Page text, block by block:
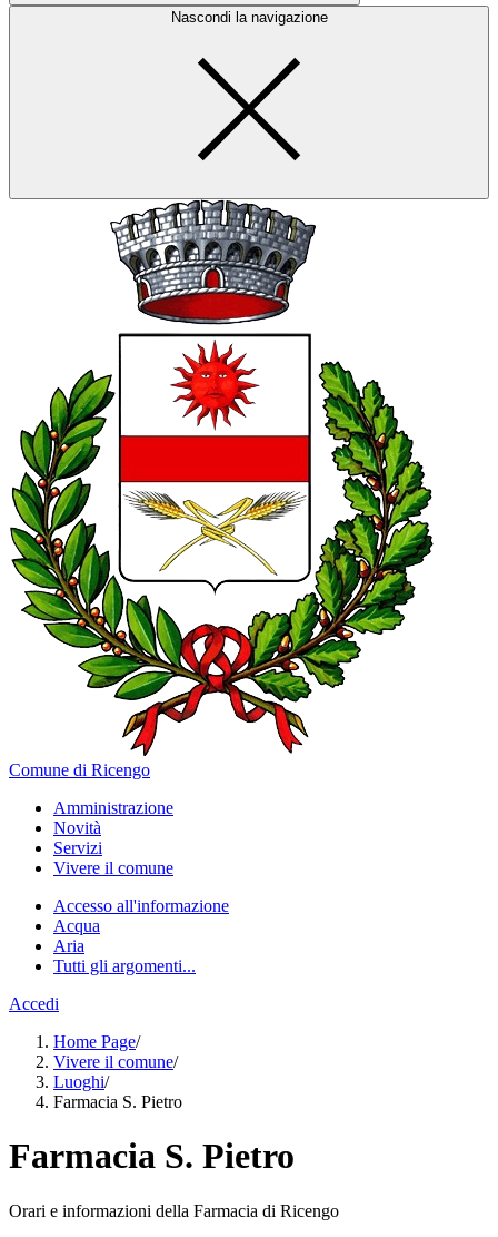
Nascondi la navigazione
Comune di Ricengo
Amministrazione
Novità
Servizi
Vivere il comune
Accesso all'informazione
Acqua
Aria
Tutti gli argomenti...
Accedi
Home Page/
Vivere il comune/
Luoghi/
Farmacia S. Pietro
Farmacia S. Pietro
Orari e informazioni della Farmacia di Ricengo